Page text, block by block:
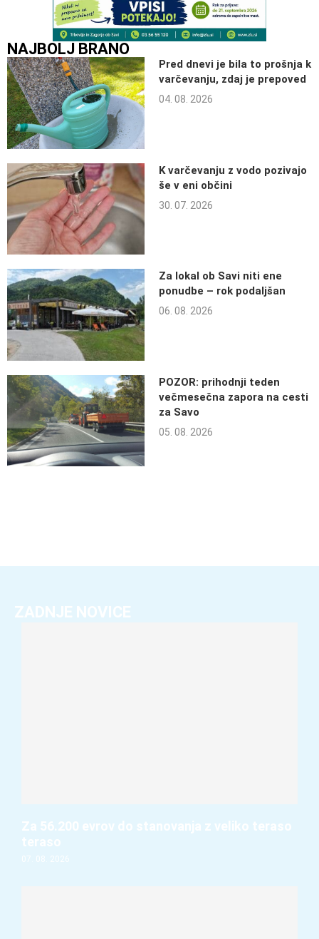
NAJBOLJ BRANO
Pred dnevi je bila to prošnja k
varčevanju, zdaj je prepoved
04. 08. 2026
K varčevanju z vodo pozivajo
še v eni občini
30. 07. 2026
Za lokal ob Savi niti ene
ponudbe – rok podaljšan
06. 08. 2026
POZOR: prihodnji teden
večmesečna zapora na cesti
za Savo
05. 08. 2026
ZADNJE NOVICE
Za 56.200 evrov do stanovanja z veliko teraso
teraso
07. 08. 2026